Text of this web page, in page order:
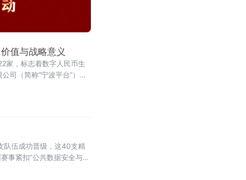
值与战略意义
家，标志着数字人民币生
司（简称“宁波平台”）作
队伍成功晋级，这40支精
事紧扣“公共数据安全与应